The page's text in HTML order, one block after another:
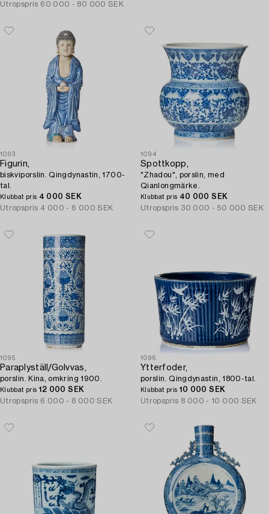
Utropspris 60 000 - 80 000 SEK
1093
Figurin,
biskviporslin. Qingdynastin, 1700-
tal.
Klubbat pris 4 000 SEK
Utropspris 4 000 - 6 000 SEK
1094
Spottkopp,
"Zhadou", porslin, med
Qianlongmärke.
Klubbat pris 40 000 SEK
Utropspris 30 000 - 50 000 SEK
1095
Paraplyställ/Golvvas,
porslin. Kina, omkring 1900.
Klubbat pris 12 000 SEK
Utropspris 6 000 - 8 000 SEK
1096
Ytterfoder,
porslin. Qingdynastin, 1800-tal.
Klubbat pris 10 000 SEK
Utropspris 8 000 - 10 000 SEK